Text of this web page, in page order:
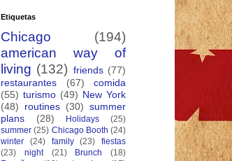
Etiquetas
Chicago
(194)
american way of
living (132) friends (77)
restaurantes
(67)
comida
(55) turismo (49) New York
(48)
routines (30) summer
plans
(28) Holidays
(25)
summer (25) Chicago Booth (24)
winter
(24) family (23)
fiestas
(23)
night (21) Brunch
(18)